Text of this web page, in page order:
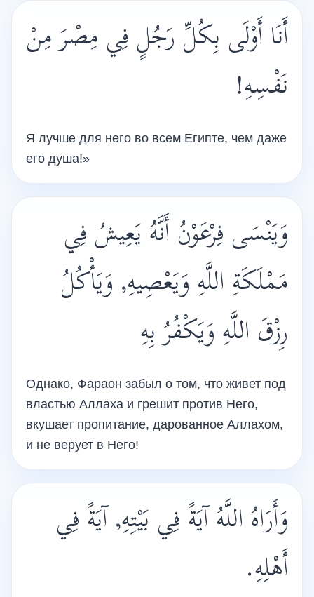
أَنَا أَوْلَى بِكُلِّ رَجُلٍ فِي مِصْرَ مِنْ
نَفْسِهِ!
Я лучше для него во всем Египте, чем даже
его душа!»
وَيَنْسَى فِرْعَوْنُ أَنَّهُ يَعِيشُ فِي
مَمْلَكَةِ اللَّهِ وَيَعْصِيهِ, وَيَأْكُلُ
رِزْقَ اللَّهِ وَيَكْفُرُ بِهِ
Однако, Фараон забыл о том, что живет под
властью Аллаха и грешит против Него,
вкушает пропитание, дарованное Аллахом,
и не верует в Него!
وَأَرَاهُ اللَّهُ آيَةً فِي بَيْتِهِ, آيَةً فِي
أَهْلِهِ.